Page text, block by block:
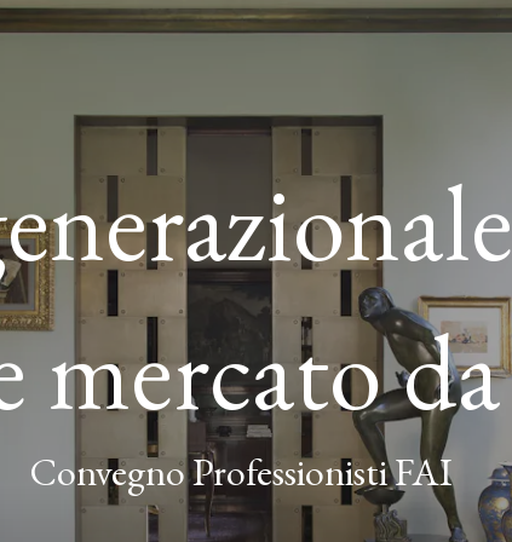
mercato
Convegno Professionisti FAI